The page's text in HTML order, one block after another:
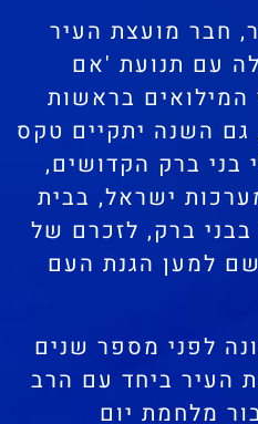
חבר מועצת העיר
עם תנועת 'אם
המילואים בראשות
גם השנה יתקיים טקס
בני ברק הקדושים,
ישראל, בבית
ברק, לזכרם של
למען הגנת העם
לפני מספר שנים
העיר ביחד עם הרב
מלחמת יום